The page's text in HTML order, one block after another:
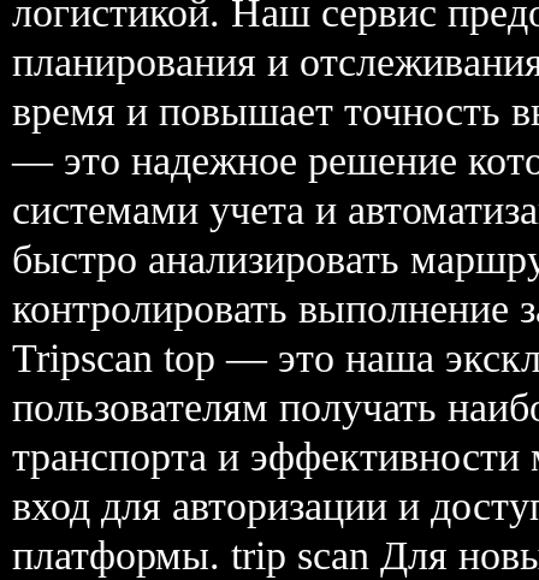
логистикой. Наш сервис
планирования и
время и повышает точность
— это надежное решение
системами учета и
быстро анализировать
контролировать выполнение
Tripscan top — это наша
пользователям получать
транспорта и
вход для авторизации и
платформы. trip scan Для